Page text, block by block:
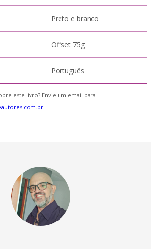
Preto e branco
Offset 75g
Português
este livro? Envie um email para